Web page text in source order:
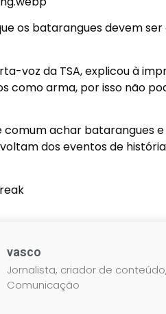
os batarangues devem
voz da TSA, explicou à
como arma, por isso não
comum achar batarangues
dos eventos de
vasco
Jornalista, criador de
Comunicação